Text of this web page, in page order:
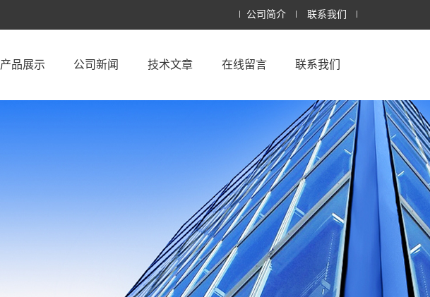
公司简介 联系我们
产品展示 公司新闻 技术文章 在线留言 联系我们